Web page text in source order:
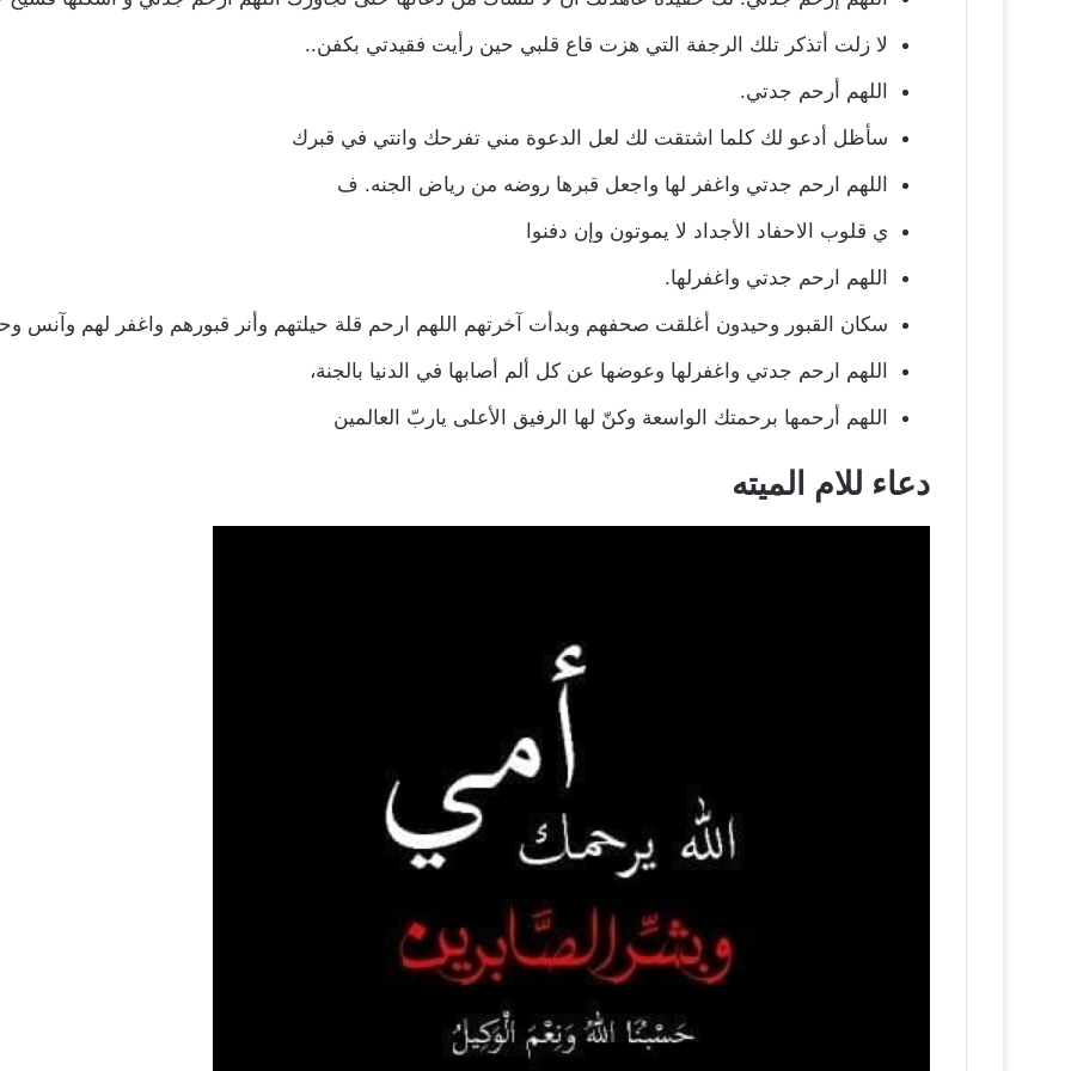
لا زلت أتذكر تلك الرجفة التي هزت قاع قلبي حين رأيت فقيدتي بكفن..
اللهم أرحم جدتي.
سأظل أدعو لك كلما اشتقت لك لعل الدعوة مني تفرحك وانتي في قبرك
اللهم ارحم جدتي واغفر لها واجعل قبرها روضه من رياض الجنه. ف
ي قلوب الاحفاد الأجداد لا يموتون وإن دفنوا
اللهم ارحم جدتي واغفرلها.
سكان القبور وحيدون أغلقت صحفهم وبدأت آخرتهم اللهم ارحم قلة حيلتهم وأنر قبورهم واغفر لهم وآنس
اللهم ارحم جدتي واغفرلها وعوضها عن كل ألم أصابها في الدنيا بالجنة،
اللهم أرحمها برحمتك الواسعة وكنّ لها الرفيق الأعلى ياربّ العالمين
دعاء للام الميته